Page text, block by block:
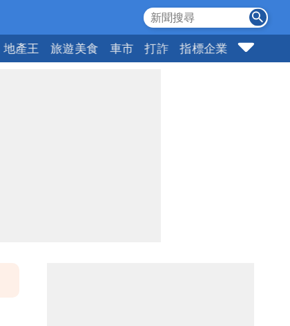
地產王 旅遊美食 車市 打詐 指標企業 壹蘋頭家